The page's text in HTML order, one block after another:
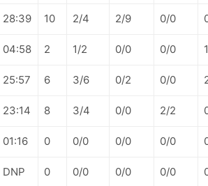
28:39 10 2/4 2/9 0/0
04:58 2 1/2 0/0 0/0 1
25:57 6 3/6 0/2 0/0
23:14 8 3/4 0/0 2/2
01:16 0 0/0 0/0 0/0
DNP 0 0/0 0/0 0/0